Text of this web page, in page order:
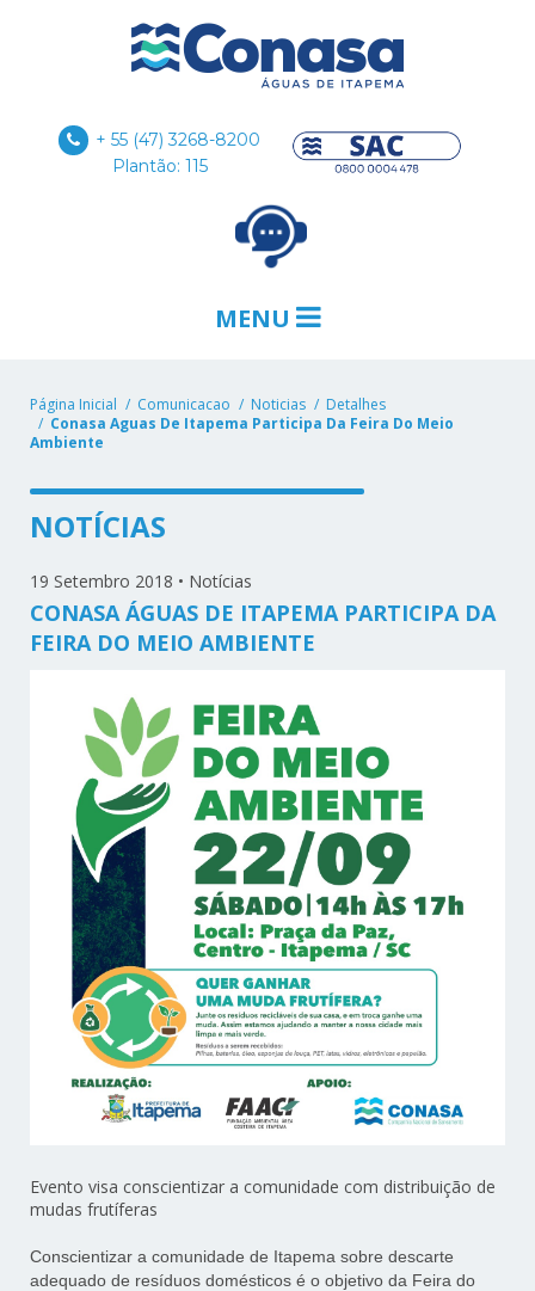
+ 55 (47) 3268-8200
Plantão: 115
MENU
Página Inicial Comunicacao Noticias
Detalhes
Conasa Aguas De Itapema Participa Da Feira Do Meio
Ambiente
NOTÍCIAS
19 Setembro 2018 • Notícias
CONASA ÁGUAS DE ITAPEMA PARTICIPA DA
FEIRA DO MEIO AMBIENTE
Evento visa conscientizar a comunidade com distribuição de
mudas frutíferas
Conscientizar a comunidade de Itapema sobre descarte
adequado de resíduos domésticos é o objetivo da Feira do